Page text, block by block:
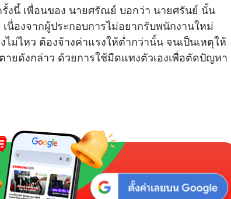
งนี้ เพื่อนของ นายศรัณย์ บอกว่า นายศรันย์ นั้น
นื่องจากผู้ประกอบการไม่อยากรับพนักงานใหม่
ม่ไหว ต้องจ้างค่าแรงให้ต่ำกว่านั้น จนเป็นเหตุให้
ยดังกล่าว ด้วยการใช้มีดแทงตัวเองเพื่อตัดปัญหา